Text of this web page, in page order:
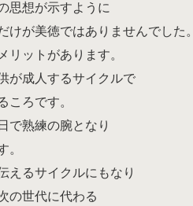
思想が示すように
が美徳ではありませんでした。
リットがあります。
が成人するサイクルで
ころです。
で熟練の腕となり
。
えるサイクルにもなり
の世代に代わる